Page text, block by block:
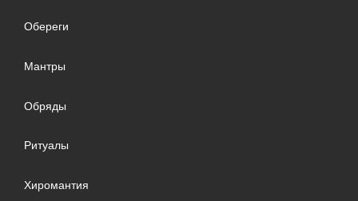
Обереги
Мантры
Обряды
Ритуалы
Хиромантия